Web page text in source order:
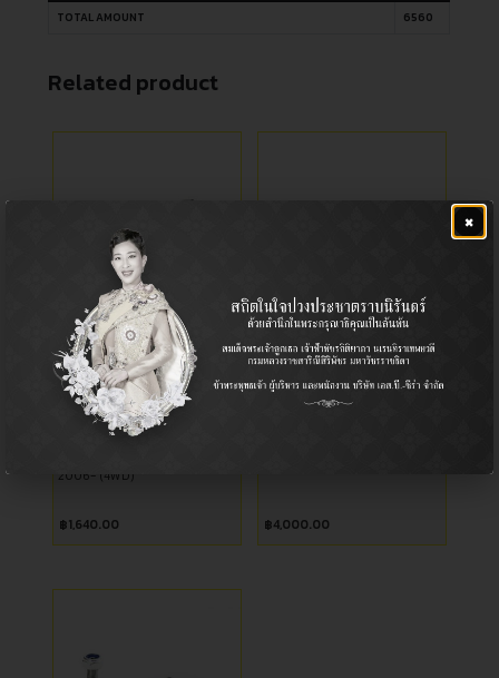
TOTAL AMOUNT 6560
Related product
CB-1732
Ball Joint (Lower) / ลูกหมาก
ปีกนก (ล่าง)
2006- (4WD)
฿1,640.00
ปีกนกล่างขวาลูกหมาก,
ปีกนกล่างซ้ายลูกหมาก
Ball Joint (Lower) / ลูกหมาก
ปีกนก (ล่าง)
฿4,000.00
×